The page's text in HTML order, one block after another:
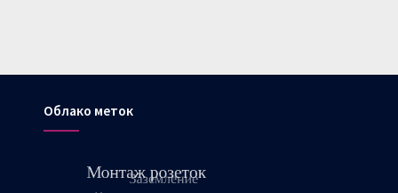
Облако меток